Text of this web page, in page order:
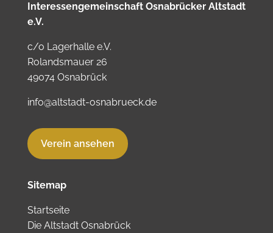
Interessengemeinschaft Osnabrücker Altstadt
e.V.
c/o Lagerhalle e.V.
Rolandsmauer 26
49074 Osnabrück
info@altstadt-osnabrueck.de
Verein ansehen
Sitemap
Startseite
Die Altstadt Osnabrück